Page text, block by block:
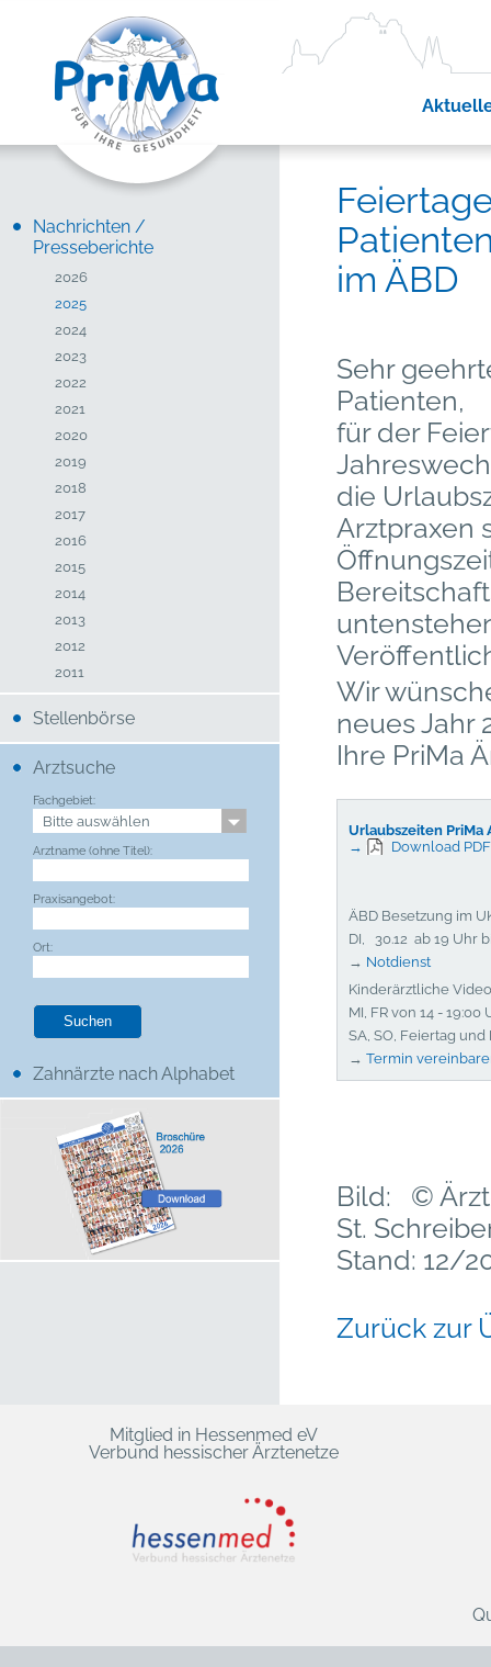
Nachrichten /
Presseberichte
2026
2025
2024
2023
2022
2021
2020
2019
2018
2017
2016
2015
2014
2013
2012
2011
Stellenbörse
Arztsuche
Fachgebiet:
Arztname (ohne Titel):
Praxisangebot:
Ort:
Zahnärzte nach Alphabet
im ÄBD
Sehr
Patienten,
für der
die
Arztpraxen
Wir
neues Jahr
Ihre PriMa
Urlaubszeiten PriMa
→
Download PDF
ÄBD Besetzung im
DI, 30.12 ab 19 Uhr
→ Notdienst
Kinderärztliche
MI, FR von 14 - 19:00
SA, SO, Feiertag
→Termin
Bild: ©
St.
Stand: 12/
Zurück zur
Mitglied in Hessenmed eV
Verbund hessischer Ärztenetze